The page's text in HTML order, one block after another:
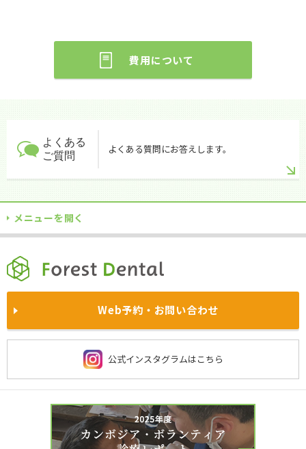
費用について
よくある
ご質問
よくある質問にお答えします。
メニューを開く
満足度の高い治療のためのお約束
医師・スタッフの姿勢
施設基準に関する当法人の取り組み
チーム医療
インプラント
被せ物と入れ歯 予防歯科
費用・保険について
訪問診療
院内風景 求人情報
プレスリリース一覧
よくあるご質問
西東京院
鴻巣院 川越院
西新宿院 大宮院
Web予約・お問い合わせ
公式インスタグラムはこちら